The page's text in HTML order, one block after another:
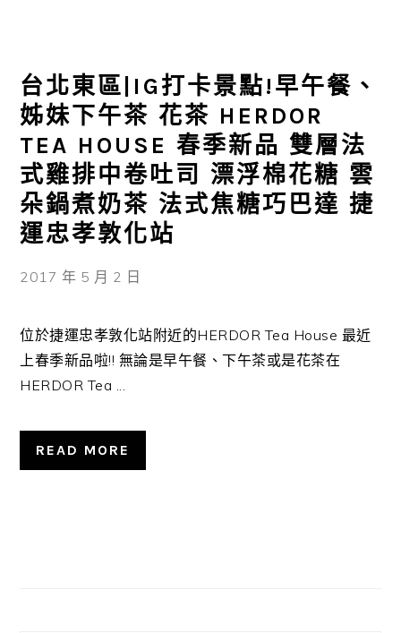
台北東區|IG打卡景點!早午餐、
姊妹下午茶 花茶 HERDOR
TEA HOUSE 春季新品 雙層法
式雞排中卷吐司 漂浮棉花糖 雲
朵鍋煮奶茶 法式焦糖巧巴達 捷
運忠孝敦化站
2017 年 5 月 2 日
位於捷運忠孝敦化站附近的HERDOR Tea House 最近
上春季新品啦!! 無論是早午餐、下午茶或是花茶在
HERDOR Tea ...
READ MORE